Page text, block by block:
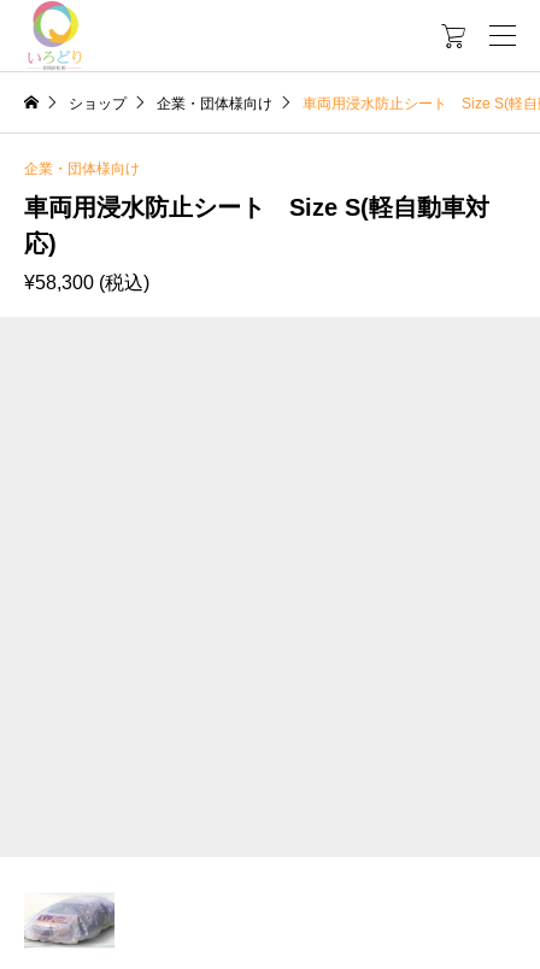

ショップ 企業・団体様向け 車両用浸水防止シート Size S(軽自
企業・団体様向け
車両用浸水防止シート Size S(軽自動車対
応)
¥58,300 (税込)